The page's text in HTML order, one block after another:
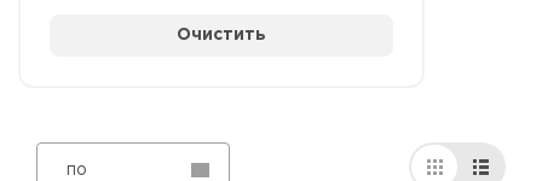
Очистить
по